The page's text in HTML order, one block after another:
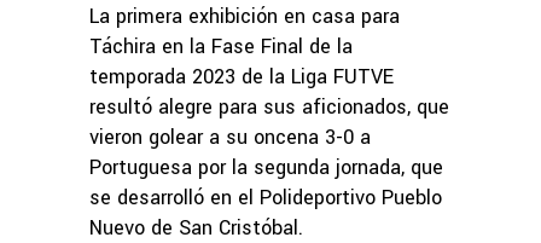
La primera exhibición en casa para
Táchira en la Fase Final de la
temporada 2023 de la Liga FUTVE
resultó alegre para sus aficionados, que
vieron golear a su oncena 3-0 a
Portuguesa por la segunda jornada, que
se desarrolló en el Polideportivo Pueblo
Nuevo de San Cristóbal.